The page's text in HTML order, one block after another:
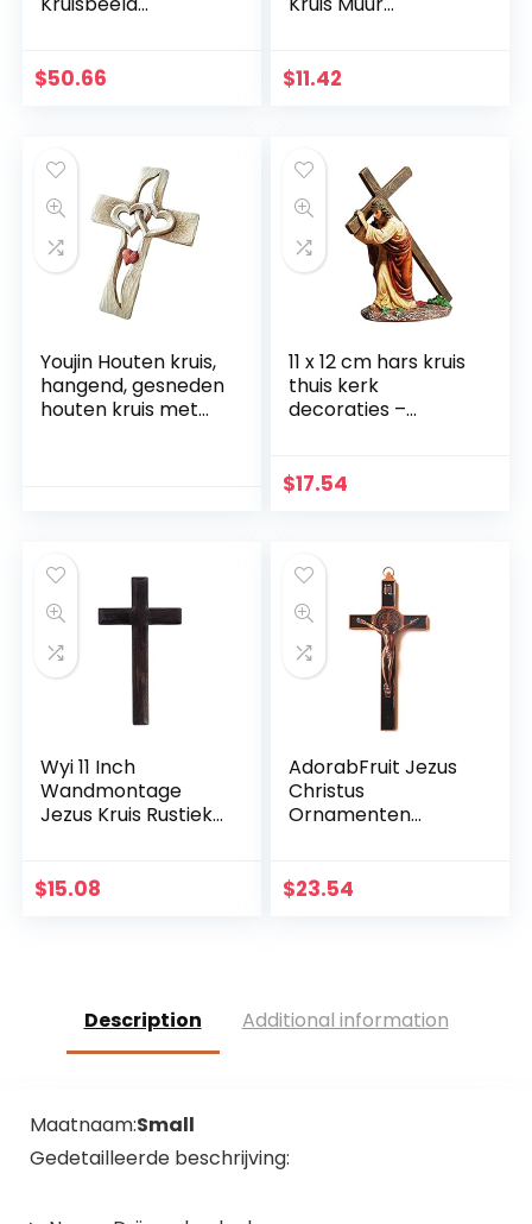
Hars Materiaal
$50.66
Jezus Kruis
$11.42
Youjin Houten kruis,
hangend, gesneden
houten kruis met
11 x 12 cm hars kruis
thuis kerk
decoraties –
decoratie – plank
vieringen
$17.54
Wyi 11 Inch
Wandmontage
Jezus Kruis Rustieke
Zwart Heilige Jezus
$15.08
AdorabFruit Jezus
Christus
Ornamenten
Huis
$23.54
Description Additional information
Maatnaam:Small
Gedetailleerde beschrijving: